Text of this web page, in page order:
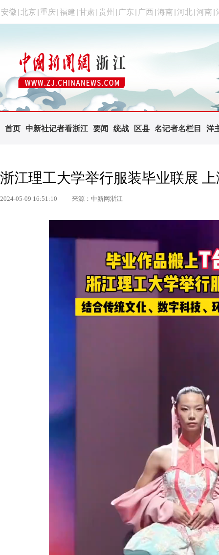
安徽 北京 重庆 福建 甘肃 贵州 广东 广西 海南 河北 河南
首页 中新社记者看浙江 要闻 统战 区县 名记者名栏目 洋
浙江理工大学举行服装毕业联展 上
2024-05-09 16:51:10 来源：中新网浙江